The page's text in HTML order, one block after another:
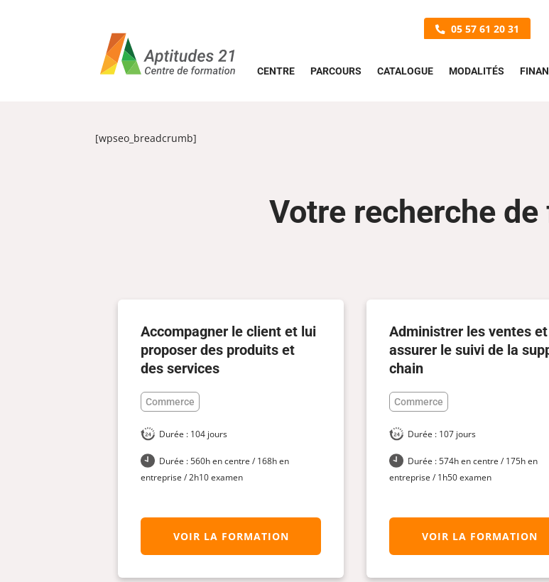
05 57 61 20 31
CENTRE PARCOURS CATALOGUE MODALITÉS
[wpseo_breadcrumb]
Votre recherche
Accompagner le client et lui
proposer des produits et
des services
Commerce
Durée : 104 jours
Durée : 560h en centre / 168h en
entreprise / 2h10 examen
VOIR LA FORMATION
Administrer les ventes et
assurer le suivi de la
chain
Commerce
Durée : 107 jours
Durée : 574h en centre / 175h en
entreprise / 1h50 examen
VOIR LA FORMATION